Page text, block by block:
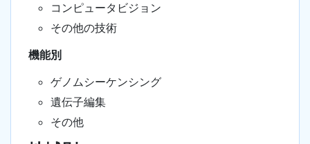
コンピュータビジョン
その他の技術
機能別
ゲノムシーケンシング
遺伝子編集
その他